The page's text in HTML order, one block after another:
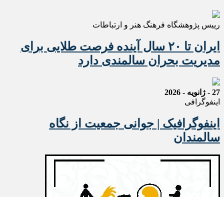
رییس پژوهشگاه فرهنگ هنر و ارتباطات
ایران تا ۲۰ سال آینده فرصت طلایی برای
مدیریت بحران سالمندی دارد
27 - ژانویه - 2026
اینفوگرافی
اینفوگرافیک | جوانی جمعیت از نگاه
سالمندان